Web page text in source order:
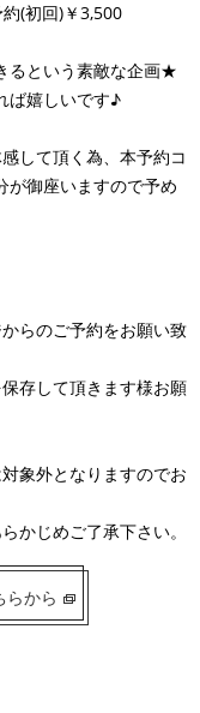
(初回)￥3,500
るという素敵な企画★
ば嬉しいです♪
して頂く為、本予約コ
が御座いますので予め
らのご予約をお願い致
存して頂きます様お願
象外となりますのでお
かじめご了承下さい。
らから